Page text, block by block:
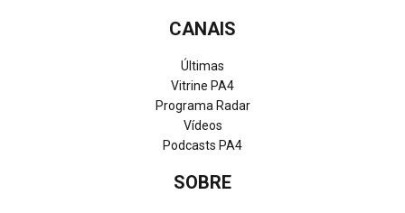
CANAIS
Últimas
Vitrine PA4
Programa Radar
Vídeos
Podcasts PA4
SOBRE